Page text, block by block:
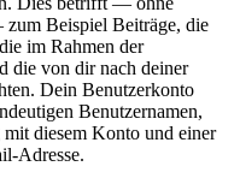
Beispiel Beiträge, die
im Rahmen der
die von dir nach deiner
Dein Benutzerkonto
Benutzernamen,
diesem Konto und einer
Adresse.